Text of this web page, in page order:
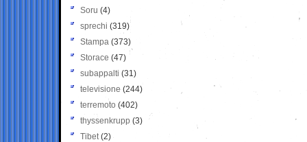
Soru (4)
sprechi (319)
Stampa (373)
Storace (47)
subappalti (31)
televisione(244)
terremoto (402)
thyssenkrupp (3)
Tibet(2)